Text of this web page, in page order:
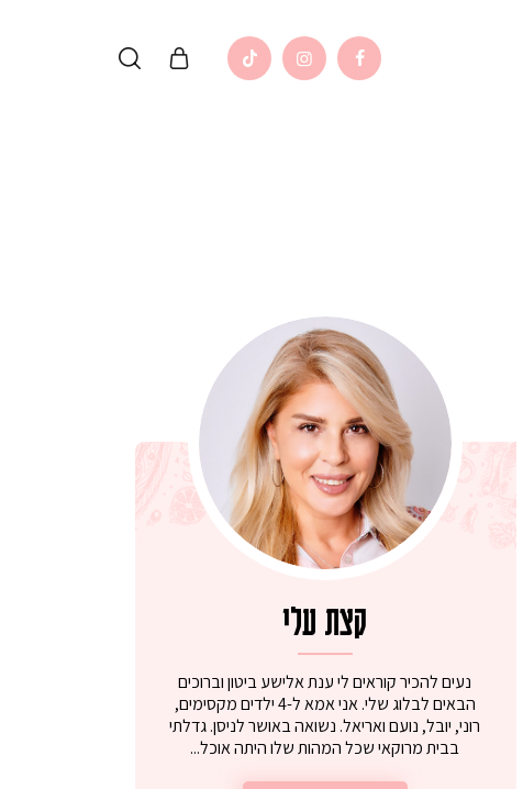
קצת עלי
נעים להכיר קוראים לי ענת אלישע ביטון וברוכים
הבאים לבלוג שלי. אני אמא ל-4 ילדים מקסימים,
רוני, יובל, נועם ואריאל. נשואה באושר לניסן. גדלתי
בבית מרוקאי שכל המהות שלו היתה אוכל...